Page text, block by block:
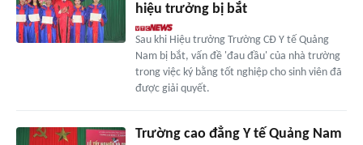
hiệu trưởng bị bắt
Sau khi Hiệu trưởng Trường CĐ Y tế Quảng
Nam bị bắt, vấn đề 'đau đầu' của nhà trường
trong việc ký bằng tốt nghiệp cho sinh viên đã
được giải quyết.
Trường cao đẳng Y tế Quảng Nam